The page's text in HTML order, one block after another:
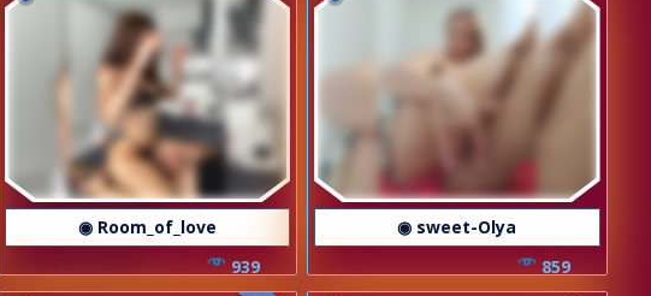
◉ Room_of_love
939
◉ sweet-Olya
859